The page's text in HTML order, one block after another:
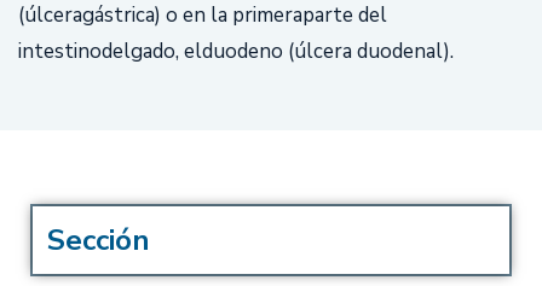
(úlceragástrica) o en la primeraparte del
intestinodelgado, elduodeno (úlcera duodenal).
Sección